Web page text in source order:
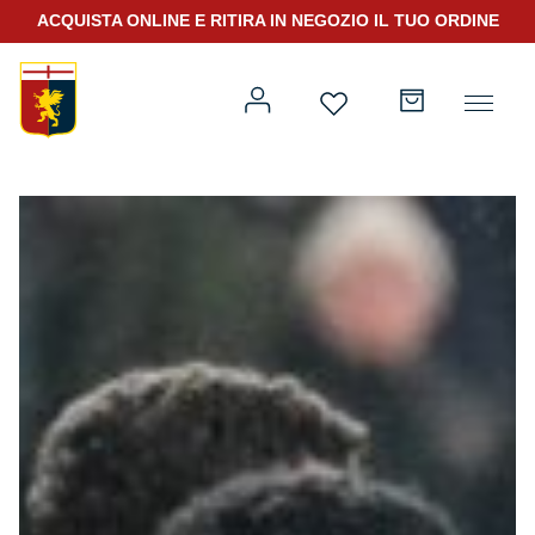
Prima squadra
Genoa for Special
Rappresentanza
Kit Gara 25/26
ACQUISTA ONLINE E RITIRA IN NEGOZIO IL TUO ORDINE